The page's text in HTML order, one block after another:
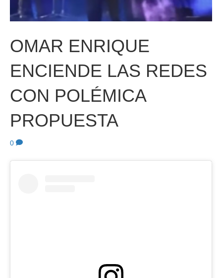
OMAR ENRIQUE
ENCIENDE LAS REDES
CON POLÉMICA
PROPUESTA
0